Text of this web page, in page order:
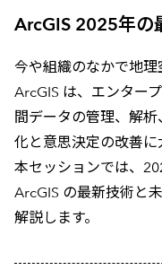
ArcGIS 2025年の
今や組織のなかで地理
ArcGIS は、エンター
間データの管理、解
化と意思決定の改善に
本セッションでは、
ArcGIS の最新技術と
解説します。